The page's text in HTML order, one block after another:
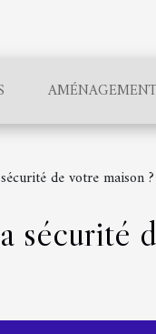
AMÉNAGEMENT
de votre maison ?
sécurité